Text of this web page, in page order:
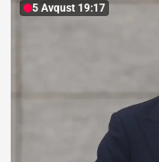
5 Avqust 19:17